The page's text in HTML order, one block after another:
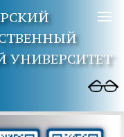
УНИВЕРСИТЕТ